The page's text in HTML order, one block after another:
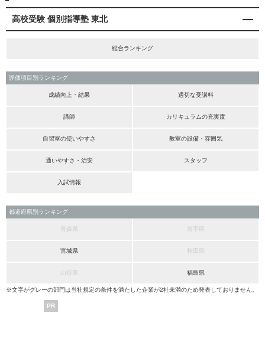
高校受験 個別指導塾 東北
総合ランキング
評価項目別ランキング
成績向上・結果 適切な受講料
講師 カリキュラムの充実度
自習室の使いやすさ 教室の設備・雰囲気
通いやすさ・治安 スタッフ
入試情報
都道府県別ランキング
青森県 岩手県
宮城県 秋田県
山形県 福島県
※文字がグレーの部門は当社規定の条件を満たした企業が2社未満のため発表しておりません。
PR